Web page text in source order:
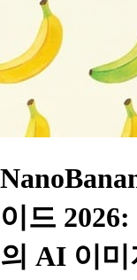
이드
의 AI 이